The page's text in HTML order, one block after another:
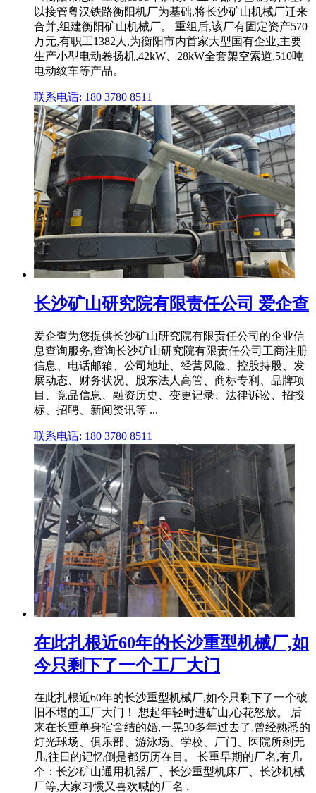
以接管粤汉铁路衡阳机厂为基础,将长沙矿山机械厂迁来
合并,组建衡阳矿山机械厂。 重组后,该厂有固定资产570
万元,有职工1382人,为衡阳市内首家大型国有企业,主要
生产小型电动卷扬机,42kW、28kW全套架空索道,510吨
电动绞车等产品。
联系电话: 180 3780 8511
长沙矿山研究院有限责任公司 爱企查
爱企查为您提供长沙矿山研究院有限责任公司的企业信
息查询服务,查询长沙矿山研究院有限责任公司工商注册
信息、电话邮箱、公司地址、经营风险、控股持股、发
展动态、财务状况、股东法人高管、商标专利、品牌项
目、竞品信息、融资历史、变更记录、法律诉讼、招投
标、招聘、新闻资讯等 ...
联系电话: 180 3780 8511
在此扎根近60年的长沙重型机械厂,如
今只剩下了一个工厂大门
在此扎根近60年的长沙重型机械厂,如今只剩下了一个破
旧不堪的工厂大门！ 想起年轻时进矿山,心花怒放。 后
来在长重单身宿舍结的婚,一晃30多年过去了,曾经熟悉的
灯光球场、俱乐部、游泳场、学校、厂门、医院所剩无
几,往日的记忆倒是都历历在目。 长重早期的厂名,有几
个：长沙矿山通用机器厂、长沙重型机床厂、长沙机械
厂等,大家习惯又喜欢喊的厂名 .